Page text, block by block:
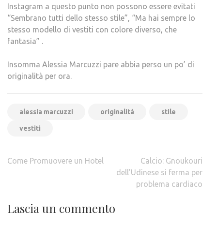
Instagram a questo punto non possono essere evitati
“Sembrano tutti dello stesso stile”, “Ma hai sempre lo
stesso modello di vestiti con colore diverso, che
fantasia” .
Insomma Alessia Marcuzzi pare abbia perso un po’ di
originalità per ora.
alessia marcuzzi originalità stile
vestiti
Navigazione
Come Promuovere un Hotel
Calcio: Gnoukouri
dell’Udinese si ferma per
problema cardiaco
Lascia un commento